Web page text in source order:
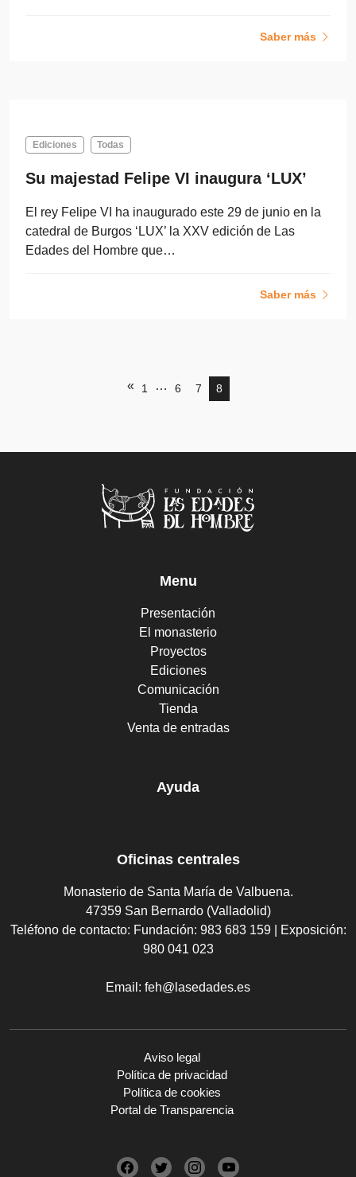
Saber más
Ediciones Todas
Su majestad Felipe VI inaugura ‘LUX’
El rey Felipe VI ha inaugurado este 29 de junio en la
catedral de Burgos ‘LUX’ la XXV edición de Las
Edades del Hombre que…
Saber más
« 1 … 6 7 8
Menu
Presentación
El monasterio
Proyectos
Ediciones
Comunicación
Tienda
Venta de entradas
Ayuda
Oficinas centrales
Monasterio de Santa María de Valbuena.
47359 San Bernardo (Valladolid)
Teléfono de contacto: Fundación: 983 683 159 | Exposición:
980 041 023
Email: feh@lasedades.es
Aviso legal
Política de privacidad
Política de cookies
Portal de Transparencia